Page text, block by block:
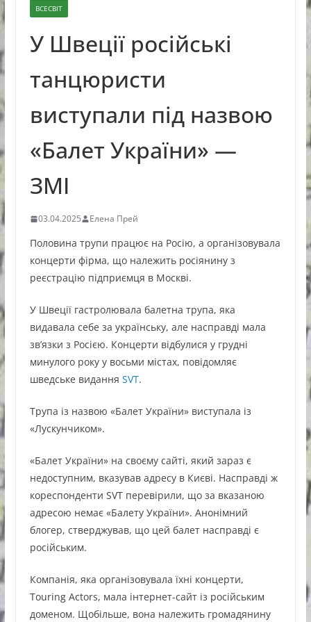
ВСЕСВІТ
У Швеції російські
танцюристи
виступали під назвою
«Балет України» —
ЗМІ
03.04.2025 Елена Прей
Половина трупи працює на Росію, а організовувала
концерти фірма, що належить росіянину з
реєстрацію підприємця в Москві.
У Швеції гастролювала балетна трупа, яка
видавала себе за українську, але насправді мала
зв’язки з Росією. Концерти відбулися у грудні
минулого року у восьми містах, повідомляє
шведське видання SVT.
Трупа із назвою «Балет України» виступала із
«Лускунчиком».
«Балет України» на своєму сайті, який зараз є
недоступним, вказував адресу в Києві. Насправді ж
кореспонденти SVT перевірили, що за вказаною
адресою немає «Балету України». Анонімний
блогер, стверджував, що цей балет насправді є
російським.
Компанія, яка організовувала їхні концерти,
Touring Actors, мала інтернет-сайт із російським
доменом. Щобільше, вона належить громадянину